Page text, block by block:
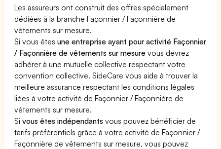
Les assureurs ont construit des offres spécialement
dédiées à la branche Façonnier / Façonnière de
vêtements sur mesure.
Si vous êtesune entreprise ayant pour activité Façonnier
/ Façonnière de vêtements sur mesure vous devrez
adhérer à une mutuelle collective respectant votre
convention collective. SideCare vous aide à trouver la
meilleure assurance respectant les conditions légales
liées à votre activité de Façonnier / Façonnière de
vêtements sur mesure.
Sivous êtes indépendants vous pouvez bénéficier de
tarifs préférentiels grâce à votre activité de Façonnier /
Façonnière de vêtements sur mesure, vous pouvez